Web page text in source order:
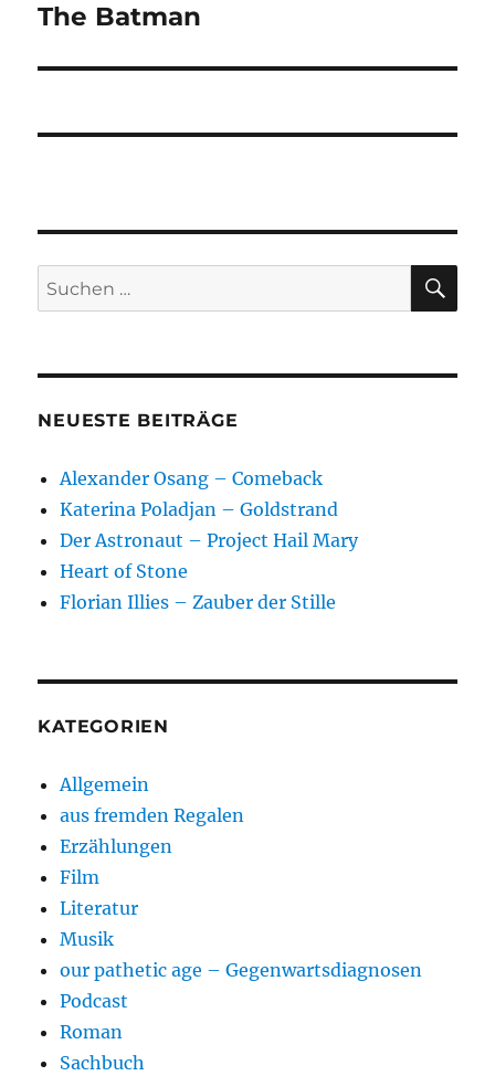
Nächster
The Batman
Suchen
nach:
NEUESTE BEITRÄGE
Alexander Osang – Comeback
Katerina Poladjan – Goldstrand
Der Astronaut – Project Hail Mary
Heart of Stone
Florian Illies – Zauber der Stille
KATEGORIEN
Allgemein
aus fremden Regalen
Erzählungen
Film
Literatur
Musik
our pathetic age – Gegenwartsdiagnosen
Podcast
Roman
Sachbuch